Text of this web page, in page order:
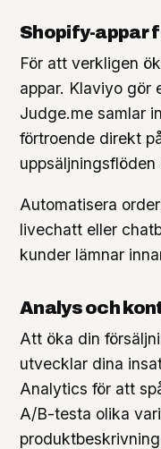
Shopify-appar
För att verkligen
appar. Klaviyo gör
Judge.me samlar
förtroende direkt
Automatisera
livechatt eller
kunder lämnar
Analys och
Att öka din
utvecklar dina
Analytics för att
A/B-testa olika